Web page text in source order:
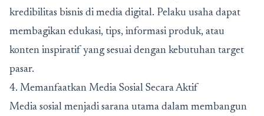
kredibilitas bisnis di media digital. Pelaku usaha dapat
membagikan edukasi, tips, informasi produk, atau
konten inspiratif yang sesuai dengan kebutuhan target
pasar.
4. Memanfaatkan Media Sosial Secara Aktif
Media sosial menjadi sarana utama dalam membangun